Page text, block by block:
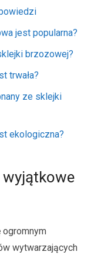
jest popularna?
brzozowej?
trwała?
ze sklejki
ekologiczna?
wyjątkowe
wytwarzających